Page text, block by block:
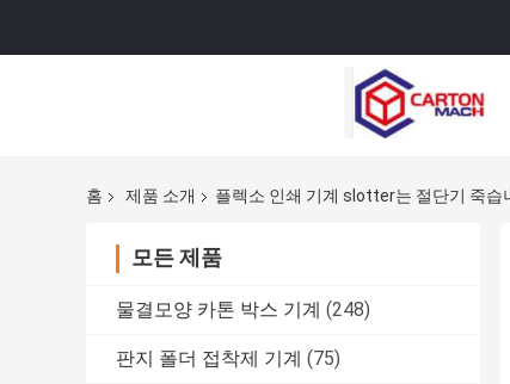
홈 제품 소개 플렉소 인쇄 기계 slotter는 절단기 죽습
모든 제품
물결모양 카톤 박스 기계 (248)
판지 폴더 접착제 기계 (75)